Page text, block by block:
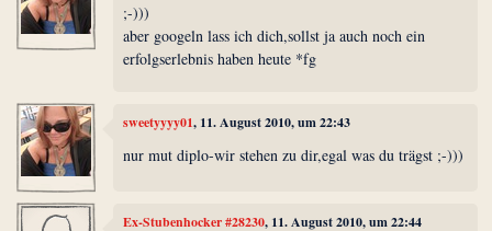
;-)))
aber googeln lass ich dich,sollst ja auch noch ein
erfolgserlebnis haben heute *fg
sweetyyyy01, 11. August 2010, um 22:43
nur mut diplo-wir stehen zu dir,egal was du trägst ;-)))
Ex-Stubenhocker #28230, 11. August 2010, um 22:44